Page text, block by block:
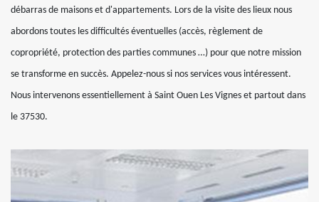
débarras de maisons et d'appartements. Lors de la visite des lieux nous
abordons toutes les difficultés éventuelles (accès, règlement de
copropriété, protection des parties communes …) pour que notre mission
se transforme en succès. Appelez-nous si nos services vous intéressent.
Nous intervenons essentiellement à Saint Ouen Les Vignes et partout dans
le 37530.